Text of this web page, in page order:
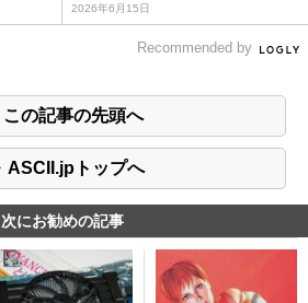
2026年6月15日
Recommended by
この記事の先頭へ
ASCII.jpトップへ
次にお勧めの記事